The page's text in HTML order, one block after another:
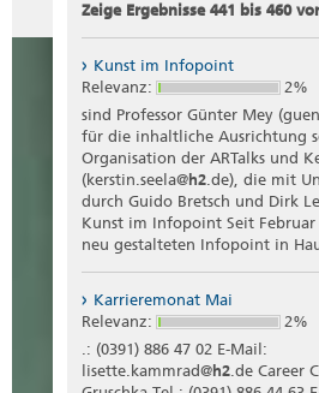
Rubrik
Dateityp
Zeige Ergebnisse 441 bis 460
Kunst im Infopoint
Relevanz:
2%
sind Professor Günter Mey
für die inhaltliche Ausrichtung
Organisation der ARTalks und
(kerstin.seela@h2.de), die mit
durch Guido Bretsch und Dirk
Kunst im Infopoint Seit Februar
neu gestalteten Infopoint in
Karrieremonat Mai
Relevanz:
2%
.: (0391) 886 47 02 E-Mail:
lisette.kammrad@h2.de Career